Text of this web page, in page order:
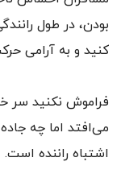
بودن، در طول
کنید و به آرامی
فراموش نکنید سر
می‌افتد اما چه
اشتباه راننده